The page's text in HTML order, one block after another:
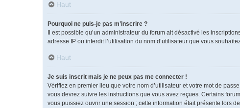
Haut
Pourquoi ne puis-je pas m’inscrire ?
Il est possible qu’un administrateur du forum ait désactivé les
adresse IP ou interdit l’utilisation du nom d’utilisateur que vous
Haut
Je suis inscrit mais je ne peux pas me connecter !
Vérifiez en premier lieu que votre nom d’utilisateur et votre mot de
vous devrez suivre les instructions que vous avez reçues. Certains
vous puissiez ouvrir une session ; cette information était présente lors